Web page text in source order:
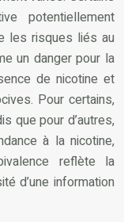
potentiellement
les risques liés au
un danger pour la
de nicotine et
Pour certains,
que pour d’autres,
à la nicotine,
reflète la
d’une information